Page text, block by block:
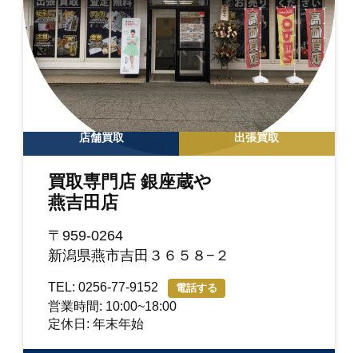
店舗買取 出張買取
買取専門店 銀座蔵や
燕吉田店
〒959-0264
新潟県燕市吉田３６５８−２
TEL: 0256-77-9152 電話する
営業時間: 10:00~18:00
定休日: 年末年始